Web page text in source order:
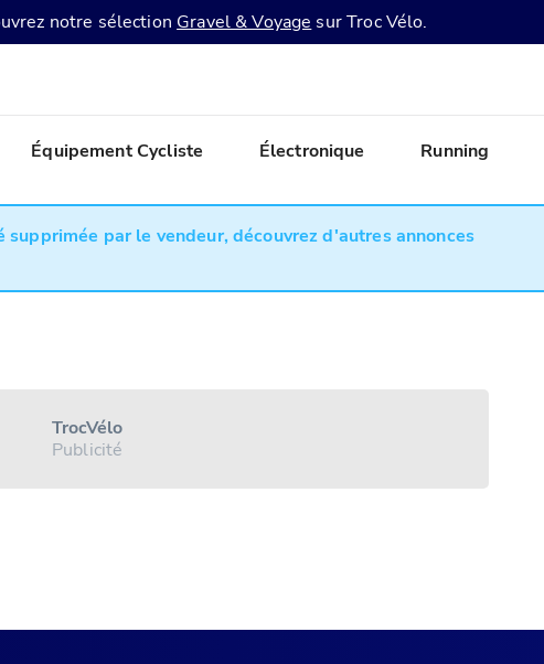
notre sélection Gravel & Voyage sur Troc Vélo.
Équipement Cycliste Électronique Running
supprimée par le vendeur, découvrez d'autres annonces
Troc Vélo
Publicité